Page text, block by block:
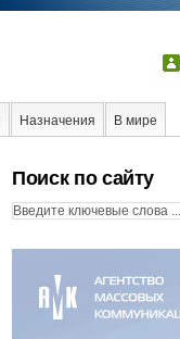
Назначения
В мире
Поиск по сайту